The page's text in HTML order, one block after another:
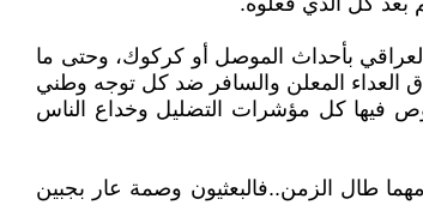
بأحداث الموصل أو كركوك، وحتى ما
مع سياق العداء المعلن والسافر ضد كل توجه وطني
فيها كل مؤشرات التضليل وخداع الناس
طال الزمن..فالبعثيون وصمة عار بجبين